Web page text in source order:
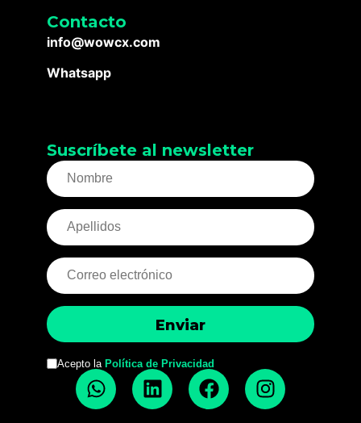
Contacto
info@wowcx.com
Whatsapp
Suscríbete al newsletter
Acepto la Política de Privacidad